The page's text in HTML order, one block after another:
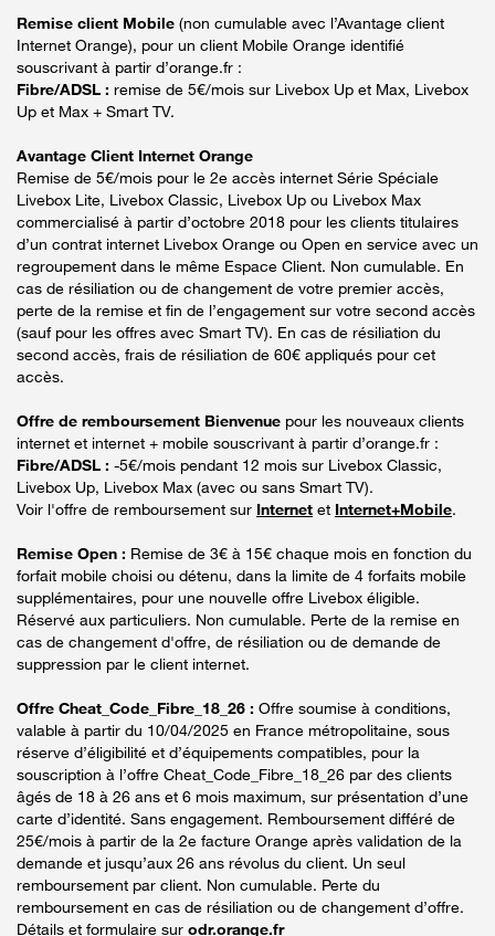
Remise client Mobile (non cumulable avec l’Avantage client
Internet Orange), pour un client Mobile Orange identifié
souscrivant à partir d’orange.fr :
Fibre/ADSL : remise de 5€/mois sur Livebox Up et Max, Livebox
Up et Max + Smart TV.
Avantage Client Internet Orange
Remise de 5€/mois pour le 2e accès internet Série Spéciale
Livebox Lite, Livebox Classic, Livebox Up ou Livebox Max
commercialisé à partir d’octobre 2018 pour les clients titulaires
d’un contrat internet Livebox Orange ou Open en service avec un
regroupement dans le même Espace Client. Non cumulable. En
cas de résiliation ou de changement de votre premier accès,
perte de la remise et fin de l’engagement sur votre second accès
(sauf pour les offres avec Smart TV). En cas de résiliation du
second accès, frais de résiliation de 60€ appliqués pour cet
accès.
Offre de remboursement Bienvenue pour les nouveaux clients
internet et internet + mobile souscrivant à partir d’orange.fr :
Fibre/ADSL : -5€/mois pendant 12 mois sur Livebox Classic,
Livebox Up, Livebox Max (avec ou sans Smart TV).
Voir l'offre de remboursement sur Internet et Internet+Mobile.
Remise Open : Remise de 3€ à 15€ chaque mois en fonction du
forfait mobile choisi ou détenu, dans la limite de 4 forfaits mobile
supplémentaires, pour une nouvelle offre Livebox éligible.
Réservé aux particuliers. Non cumulable. Perte de la remise en
cas de changement d'offre, de résiliation ou de demande de
suppression par le client internet.
Offre Cheat_Code_Fibre_18_26 : Offre soumise à conditions,
valable à partir du 10/04/2025 en France métropolitaine, sous
réserve d’éligibilité et d’équipements compatibles, pour la
souscription à l’offre Cheat_Code_Fibre_18_26 par des clients
âgés de 18 à 26 ans et 6 mois maximum, sur présentation d’une
carte d’identité. Sans engagement. Remboursement différé de
25€/mois à partir de la 2e facture Orange après validation de la
demande et jusqu’aux 26 ans révolus du client. Un seul
remboursement par client. Non cumulable. Perte du
remboursement en cas de résiliation ou de changement d’offre.
Détails et formulaire sur odr.orange.fr